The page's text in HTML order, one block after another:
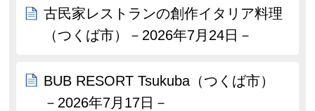
古民家レストランの創作イタリア料理
（つくば市）－2026年7月24日－
BUB RESORT Tsukuba（つくば市）
－2026年7月17日－